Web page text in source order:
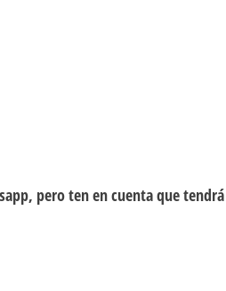
pero ten en cuenta que